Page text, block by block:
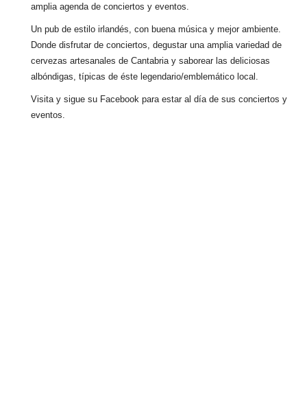
amplia agenda de conciertos y eventos.
Un pub de estilo irlandés, con buena música y mejor ambiente.
Donde disfrutar de conciertos, degustar una amplia variedad de
cervezas artesanales de Cantabria y saborear las deliciosas
albóndigas, típicas de éste legendario/emblemático local.
Visita y sigue su Facebook para estar al día de sus conciertos y
eventos.